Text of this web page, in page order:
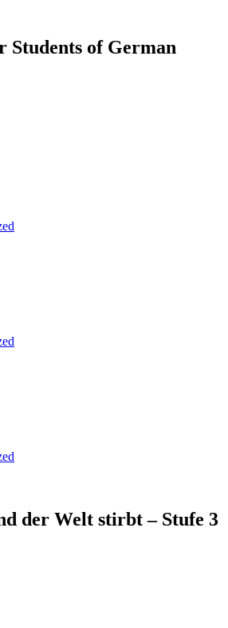
Students of German
der Welt stirbt – Stufe 3